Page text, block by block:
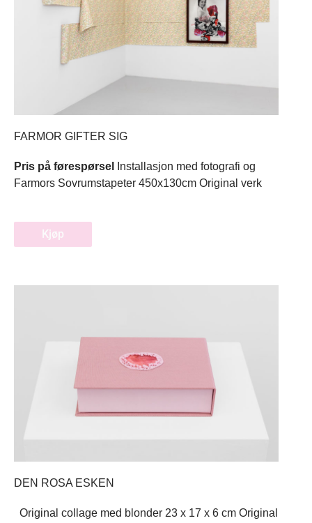
FARMOR GIFTER SIG
Pris på førespørsel
Installasjon med fotografi og
Farmors Sovrumstapeter 450x130cm Original verk
Kjøp
DEN ROSA ESKEN
Original collage med blonder 23 x 17 x 6 cm Original